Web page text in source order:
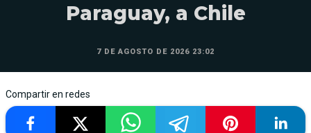
Paraguay, a Chile
7 DE AGOSTO DE 2026 23:02
Compartir en redes